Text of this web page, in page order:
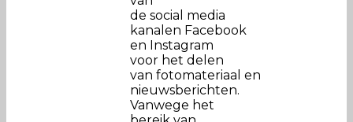
€75.00.de social media
kanalen Facebook
en Instagram
voor het delen
van fotomateriaal en
nieuwsberichten.
Vanwege het